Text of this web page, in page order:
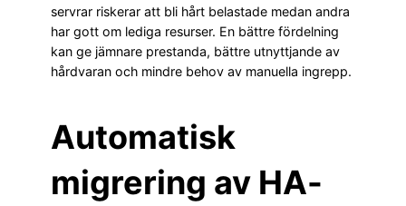
servrar riskerar att bli hårt belastade medan andra
har gott om lediga resurser. En bättre fördelning
kan ge jämnare prestanda, bättre utnyttjande av
hårdvaran och mindre behov av manuella ingrepp.
Automatisk
migrering av HA-